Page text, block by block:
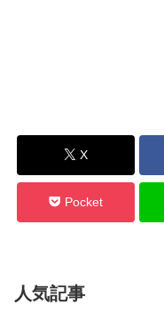
X
Pocket
人気記事